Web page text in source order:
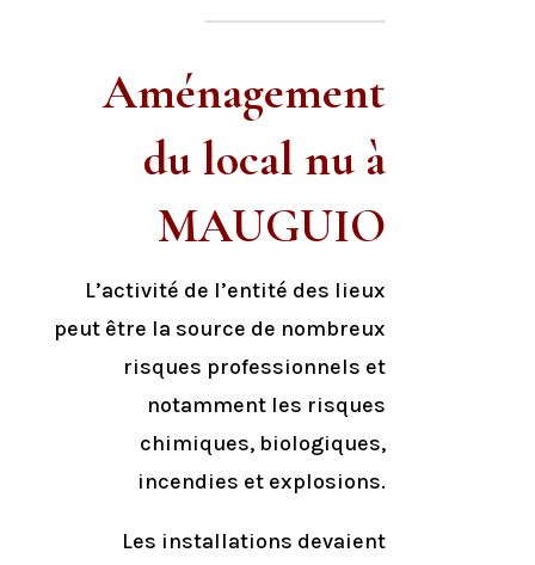
Aménagement
du local nu à
MAUGUIO
L’activité de l’entité des lieux
peut être la source de nombreux
risques professionnels et
notamment les risques
chimiques, biologiques,
incendies et explosions.
Les installations devaient